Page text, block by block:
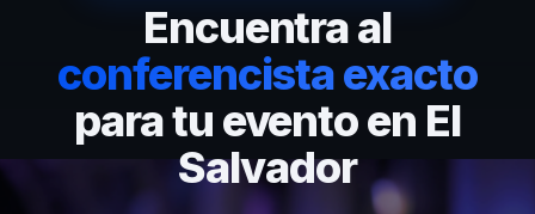
Encuentra al
conferencista exacto
para tu evento en El
Salvador